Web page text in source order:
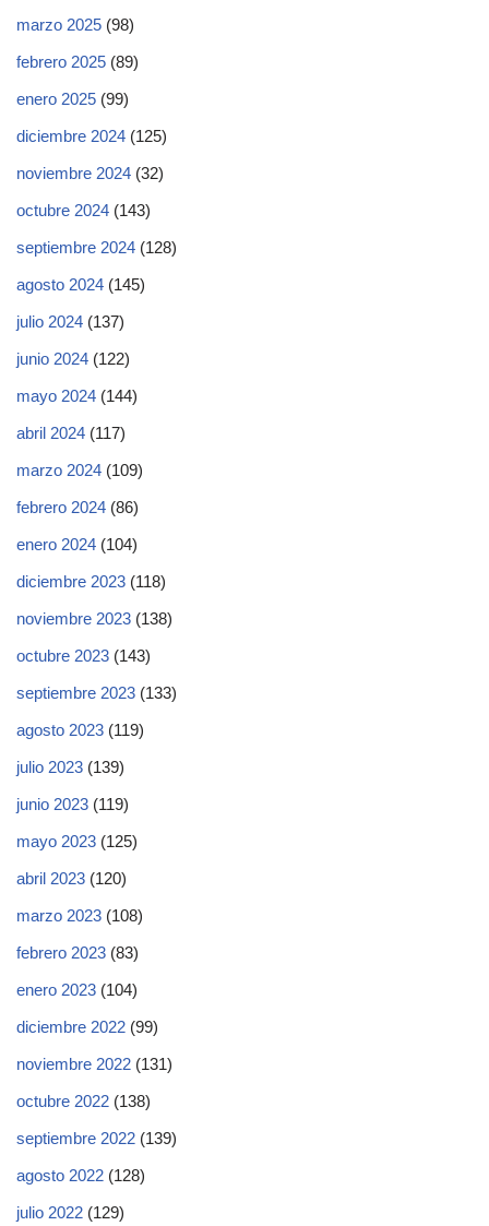
marzo 2025 (98)
febrero 2025 (89)
enero 2025 (99)
diciembre 2024 (125)
noviembre 2024 (32)
octubre 2024 (143)
septiembre 2024 (128)
agosto 2024 (145)
julio 2024 (137)
junio 2024 (122)
mayo 2024 (144)
abril 2024 (117)
marzo 2024 (109)
febrero 2024 (86)
enero 2024 (104)
diciembre 2023 (118)
noviembre 2023 (138)
octubre 2023 (143)
septiembre 2023 (133)
agosto 2023 (119)
julio 2023 (139)
junio 2023 (119)
mayo 2023 (125)
abril 2023 (120)
marzo 2023 (108)
febrero 2023 (83)
enero 2023 (104)
diciembre 2022 (99)
noviembre 2022 (131)
octubre 2022 (138)
septiembre 2022 (139)
agosto 2022 (128)
julio 2022 (129)